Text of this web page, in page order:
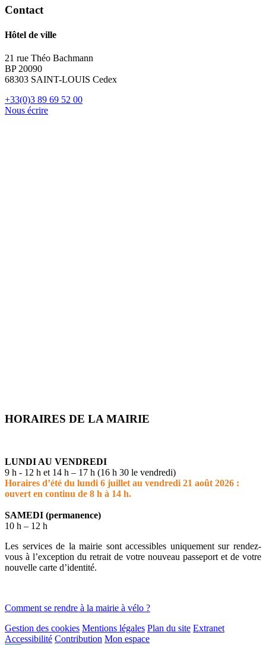
Contact
Hôtel de ville
21 rue Théo Bachmann
BP 20090
68303 SAINT-LOUIS Cedex
+33(0)3 89 69 52 00
Nous écrire
HORAIRES DE LA MAIRIE
LUNDI AU VENDREDI
9 h - 12 h et 14 h – 17 h (16 h 30 le vendredi)
Horaires d’été du lundi 6 juillet au vendredi 21 août 2026 :
ouvert en continu de 8 h à 14 h.
SAMEDI (permanence)
10 h – 12 h
Les services de la mairie sont accessibles uniquement sur rendez-
vous à l’exception du retrait de votre nouveau passeport et de votre
nouvelle carte d’identité.
Comment se rendre à la mairie à vélo ?
Gestion des cookies Mentions légales Plan du site Extranet
Accessibilité Contribution Mon espace